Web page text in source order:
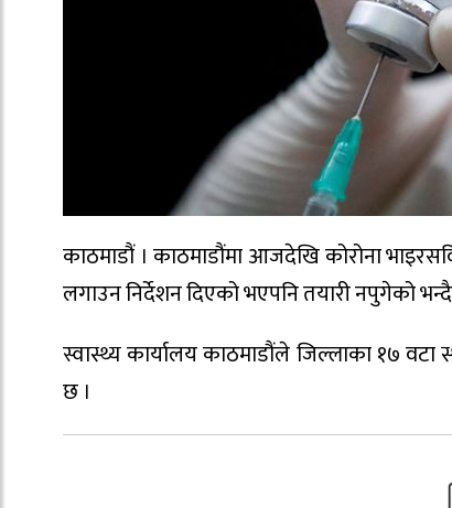
काठमाडौं । काठमाडौंमा आजदेखि कोरोना
लगाउन निर्देशन दिएको भएपनि तयारी नपुगेको
स्वास्थ्य कार्यालय काठमाडौंले जिल्लाका १७ वटा
छ ।